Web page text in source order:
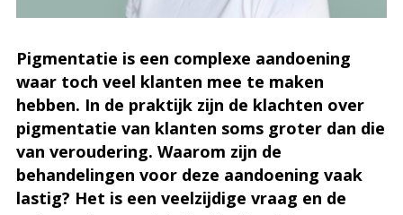
Pigmentatie is een complexe aandoening
waar toch veel klanten mee te maken
hebben. In de praktijk zijn de klachten over
pigmentatie van klanten soms groter dan die
van veroudering. Waarom zijn de
behandelingen voor deze aandoening vaak
lastig? Het is een veelzijdige vraag en de